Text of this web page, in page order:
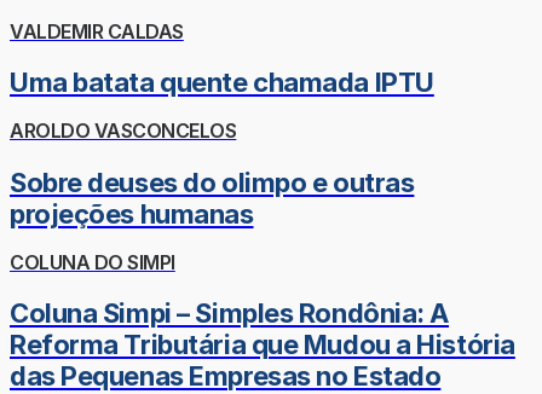
VALDEMIR CALDAS
Uma batata quente chamada IPTU
AROLDO VASCONCELOS
Sobre deuses do olimpo e outras
projeções humanas
COLUNA DO SIMPI
Coluna Simpi – Simples Rondônia: A
Reforma Tributária que Mudou a História
das Pequenas Empresas no Estado